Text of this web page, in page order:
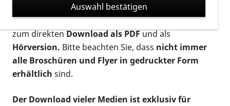
verschiedenen Formaten angeboten: zur
postalischen Bestellung als gedruckte Variante
zum direktenDownload als PDFund als
Hörversion. Bitte beachten Sie, dass nicht immer
alle Broschüren und Flyer in gedruckter Form
erhältlich sind.
Der Download vieler Medien ist exklusiv für
Auswahl bestätigen